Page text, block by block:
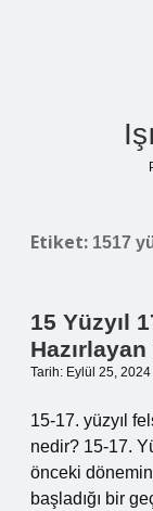
Etiket: 1517
15 Yüzyıl
Tarih: Eylül 25, 2024
15-17. yüzyıl
nedir? 15-17.
önceki
başladığı bir